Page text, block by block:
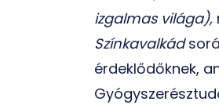
izgalmas világa),
Színkavalkád
érdeklődőknek,